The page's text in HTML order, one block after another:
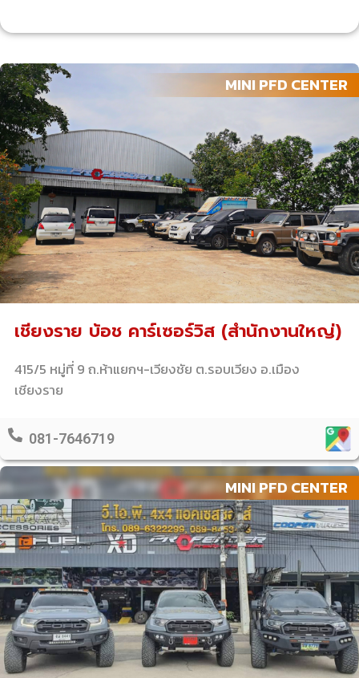
MINI PFD CENTER
เชียงราย บ้อช คาร์เซอร์วิส (สำนักงานใหญ่)
415/5 หมู่ที่ 9 ถ.ห้าแยกฯ-เวียงชัย ต.รอบเวียง อ.เมือง
เชียงราย
081-7646719
MINI PFD CENTER